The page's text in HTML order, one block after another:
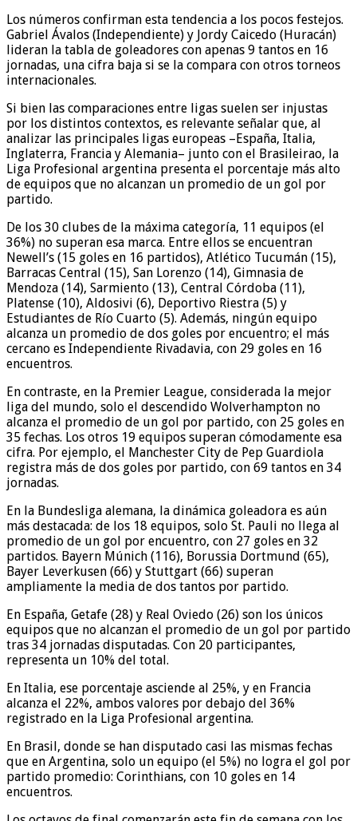
Los números confirman esta tendencia a los pocos festejos.
Gabriel Ávalos (Independiente) y Jordy Caicedo (Huracán)
lideran la tabla de goleadores con apenas 9 tantos en 16
jornadas, una cifra baja si se la compara con otros torneos
internacionales.
Si bien las comparaciones entre ligas suelen ser injustas
por los distintos contextos, es relevante señalar que, al
analizar las principales ligas europeas –España, Italia,
Inglaterra, Francia y Alemania– junto con el Brasileirao, la
Liga Profesional argentina presenta el porcentaje más alto
de equipos que no alcanzan un promedio de un gol por
partido.
De los 30 clubes de la máxima categoría, 11 equipos (el
36%) no superan esa marca. Entre ellos se encuentran
Newell’s (15 goles en 16 partidos), Atlético Tucumán (15),
Barracas Central (15), San Lorenzo (14), Gimnasia de
Mendoza (14), Sarmiento (13), Central Córdoba (11),
Platense (10), Aldosivi (6), Deportivo Riestra (5) y
Estudiantes de Río Cuarto (5). Además, ningún equipo
alcanza un promedio de dos goles por encuentro; el más
cercano es Independiente Rivadavia, con 29 goles en 16
encuentros.
En contraste, en la Premier League, considerada la mejor
liga del mundo, solo el descendido Wolverhampton no
alcanza el promedio de un gol por partido, con 25 goles en
35 fechas. Los otros 19 equipos superan cómodamente esa
cifra. Por ejemplo, el Manchester City de Pep Guardiola
registra más de dos goles por partido, con 69 tantos en 34
jornadas.
En la Bundesliga alemana, la dinámica goleadora es aún
más destacada: de los 18 equipos, solo St. Pauli no llega al
promedio de un gol por encuentro, con 27 goles en 32
partidos. Bayern Múnich (116), Borussia Dortmund (65),
Bayer Leverkusen (66) y Stuttgart (66) superan
ampliamente la media de dos tantos por partido.
En España, Getafe (28) y Real Oviedo (26) son los únicos
equipos que no alcanzan el promedio de un gol por partido
tras 34 jornadas disputadas. Con 20 participantes,
representa un 10% del total.
En Italia, ese porcentaje asciende al 25%, y en Francia
alcanza el 22%, ambos valores por debajo del 36%
registrado en la Liga Profesional argentina.
En Brasil, donde se han disputado casi las mismas fechas
que en Argentina, solo un equipo (el 5%) no logra el gol por
partido promedio: Corinthians, con 10 goles en 14
encuentros.